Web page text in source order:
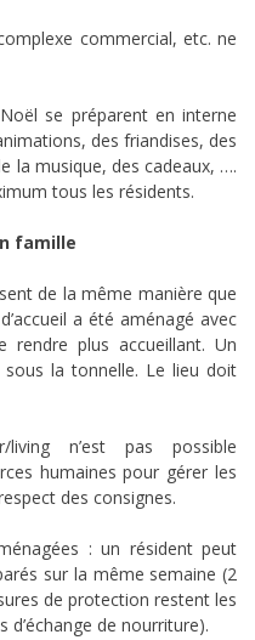
commercial, etc. ne
se préparent en interne
des friandises, des
la musique, des cadeaux, ….
tous les résidents.
famille
de la même manière que
a été aménagé avec
plus accueillant. Un
sous la tonnelle. Le lieu doit
n’est pas possible
humaines pour gérer les
des consignes.
: un résident peut
sur la même semaine (2
de protection restent les
de nourriture).